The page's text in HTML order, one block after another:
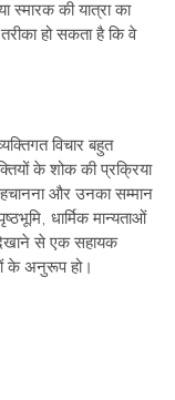
स्मारक की यात्रा का
हो सकता है कि वे
विचार बहुत
के शोक की प्रक्रिया
और उनका सम्मान
धार्मिक मान्यताओं
से एक सहायक
के अनुरूप हो।